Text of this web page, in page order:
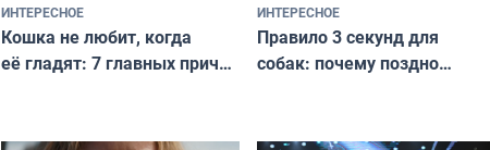
ИНТЕРЕСНОЕ
Кошка не любит, когда
её гладят: 7 главных причин
независимому питомцу
ИНТЕРЕСНОЕ
Правило 3 секунд для
собак: почему поздно
питомцу всё сразу и без